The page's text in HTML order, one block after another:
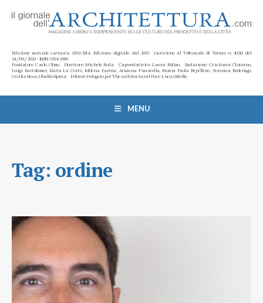
Edizione mensile cartacea: 2002-2014. Edizione digitale: dal 2015. Iscrizione al Tribunale di Torino n. 10213 del
24/09/2020 - ISSN 2284-1369
Fondatore: Carlo Olmo. Direttore: Michele Roda. Caporedattrice: Laura Milan. Redazione: Cristiana Chiorino,
Luigi Bartolomei, Ilaria La Corte, Milena Farina, Arianna Panarella, Maria Paola Repellino, Veronica Rodenigo,
Cecilia Rosa, Ubaldo Spina. Editore Delegato per The Architectural Post: Luca Gibello.
MENU
Tag: ordine